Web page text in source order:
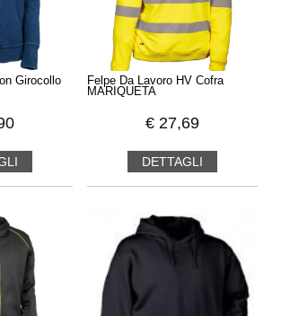
Girocollo
Felpe Da Lavoro HV Cofra
MARIQUETA
€ 27,69
DETTAGLI